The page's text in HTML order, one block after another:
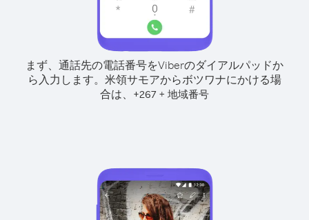
まず、通話先の電話番号をViberのダイアルパッドか
ら入力します。 米領サモアからボツワナにかける場
合は、 +267 + 地域番号